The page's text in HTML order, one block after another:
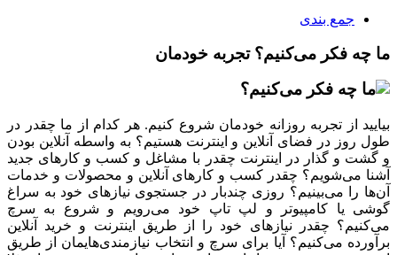
جمع بندی
فکر می‌کنیم؟ تجربه خودمان
از تجربه روزانه خودمان شروع کنیم. هر کدام از ما چقدر در
در فضای آنلاین و اینترنت هستیم؟ به واسطه آنلاین بودن
و گذار در اینترنت چقدر با مشاغل و کسب و کارهای جدید
می‌شویم؟ چقدر کسب و کارهای آنلاین و محصولات و خدمات
را می‌بینیم؟ روزی چندبار در جستجوی نیازهای خود به سراغ
یا کامپیوتر و لپ تاپ خود می‌رویم و شروع به سرچ
چقدر نیازهای خود را از طریق اینترنت و خرید آنلاین
می‌کنیم؟ آیا برای سرچ و انتخاب نیازمندی‌هایمان از طریق